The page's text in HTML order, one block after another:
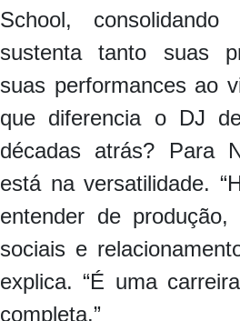
School,
sustenta tanto suas
suas performances ao
que diferencia o DJ
décadas atrás? Para
está na versatilidade.
entender de produção,
sociais e
explica. “É uma
completa.”